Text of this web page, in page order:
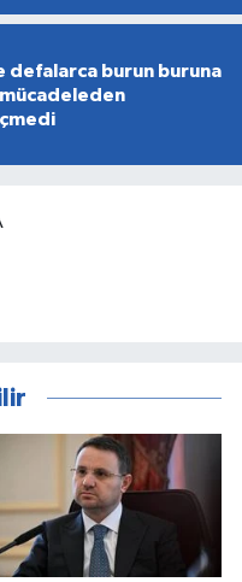
defalarca burun buruna